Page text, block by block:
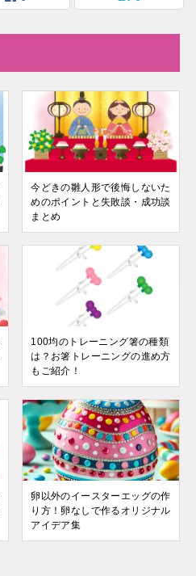
今どきの雛人形で後悔しないた
めのポイントと失敗談・成功談
まとめ
100均のトレーニング箸の種類
は？お箸トレーニングの進め方
もご紹介！
卵以外のイースターエッグの作
り方！卵なしで作るオリジナル
アイデア集